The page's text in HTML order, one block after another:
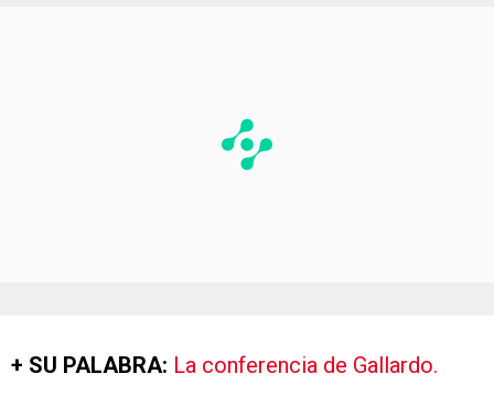
+ SU PALABRA: La conferencia de Gallardo.